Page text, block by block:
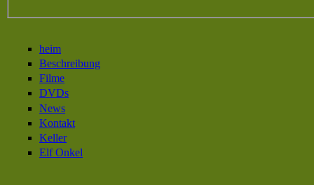
heim
Beschreibung
Filme
DVDs
News
Kontakt
Keller
Elf Onkel